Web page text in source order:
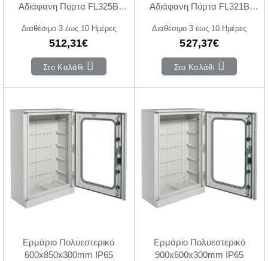
Αδιάφανη Πόρτα FL325B
Διαθέσιμο 3 έως 10 Ημέρες
512,31€
Στο Καλάθι
Αδιάφανη Πόρτα FL321B
Διαθέσιμο 3 έως 10 Ημέρες
527,37€
Στο Καλάθι
Ερμάριο Πολυεστερικό
600x850x300mm IP65
Ερμάριο Πολυεστερικό
900x600x300mm IP65